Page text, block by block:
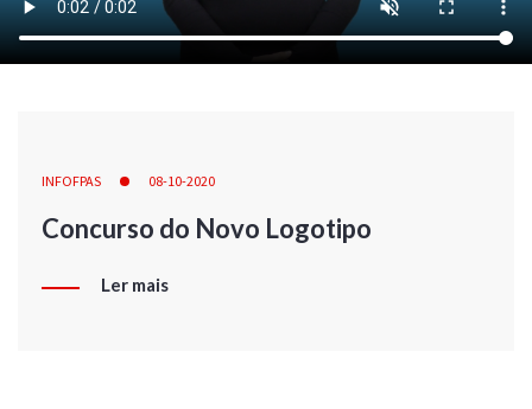
INFOFPAS 08-10-2020
Concurso do Novo Logotipo
Ler mais